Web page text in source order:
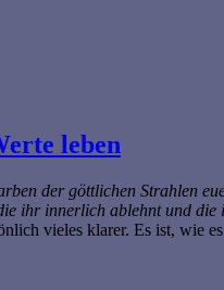
leben
der göttlichen Strahlen
ihr innerlich ablehnt und
vieles klarer. Es ist, wie